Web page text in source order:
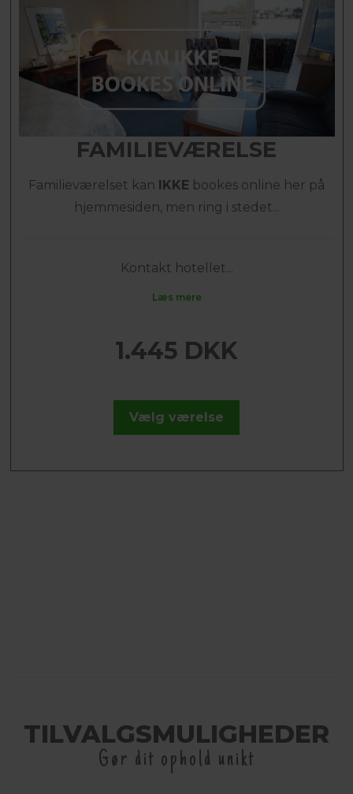
FAMILIEVÆRELSE
Familieværelset kan IKKE bookes online her på
hjemmesiden, men ring i stedet...
Kontakt hotellet...
Læs mere
1.445 DKK
Vælg værelse
TILVALGSMULIGHEDER
Gør dit ophold unikt